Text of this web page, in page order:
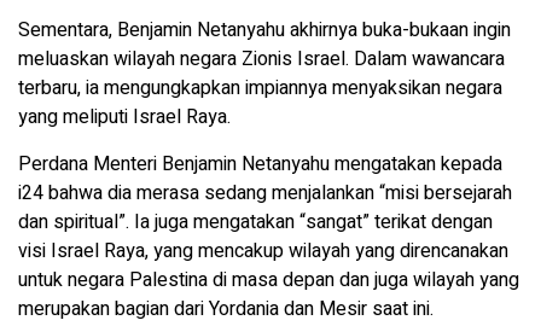
Sementara, Benjamin Netanyahu akhirnya buka-bukaan ingin
meluaskan wilayah negara Zionis Israel. Dalam wawancara
terbaru, ia mengungkapkan impiannya menyaksikan negara
yang meliputi Israel Raya.
Perdana Menteri Benjamin Netanyahu mengatakan kepada
i24 bahwa dia merasa sedang menjalankan “misi bersejarah
dan spiritual”. Ia juga mengatakan “sangat” terikat dengan
visi Israel Raya, yang mencakup wilayah yang direncanakan
untuk negara Palestina di masa depan dan juga wilayah yang
merupakan bagian dari Yordania dan Mesir saat ini.